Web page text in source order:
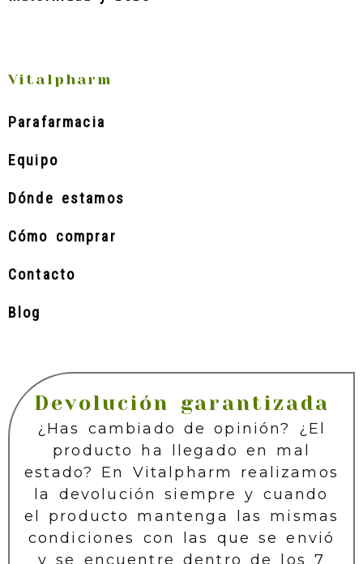
Vitalpharm
Parafarmacia
Equipo
Dónde estamos
Cómo comprar
Contacto
Blog
Devolución garantizada
¿Has cambiado de opinión? ¿El
producto ha llegado en mal
estado? En Vitalpharm realizamos
la devolución siempre y cuando
el producto mantenga las mismas
condiciones con las que se envió
y se encuentre dentro de los 7